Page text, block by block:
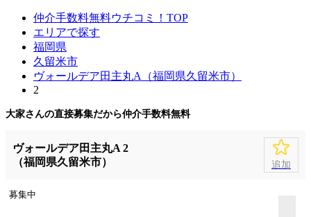
仲介手数料無料ウチコミ！TOP
エリアで探す
福岡県
久留米市
ヴォールデア田主丸A（福岡県久留米市）
2
大家さんの直接募集だから仲介手数料無料
ヴォールデア田主丸A 2
（福岡県久留米市）
追加
募集中